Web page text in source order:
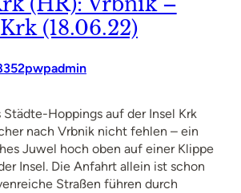
(18.06.22)
Städte-Hoppings auf der Insel Krk
nach Vrbnik nicht fehlen – ein
Juwel hoch oben auf einer Klippe
Insel. Die Anfahrt allein ist schon
Straßen führen durch